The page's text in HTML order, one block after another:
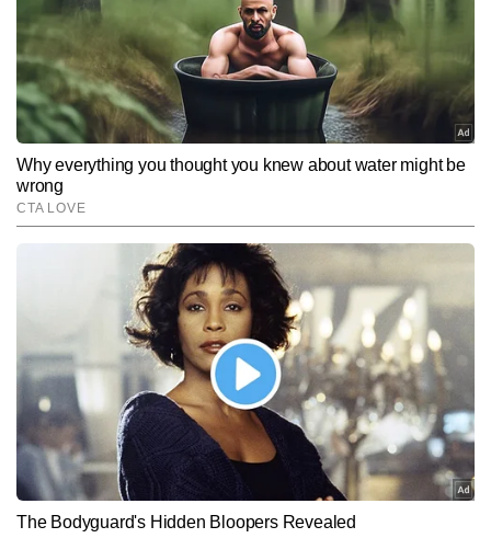
शैक्षणिक मुद्दों पर तथ्यात्मक और आसान भाषा में खबरें पब्लिश करते हैं। कुलदीप ने
अब तक 18,000 से अधिक बाइलाइन स्टोरीज लिखी हैं, जिनमें कई एक्सक्लूसिव
रिपोर्ट्स, विश्लेषण, डेटा आधारित रिपोर्ट्स और एक्सप्लेनर शामिल हैं।
Subscribe to our daily Newsletter!